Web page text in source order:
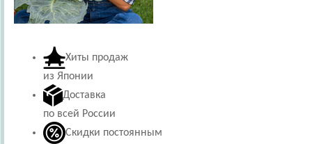
Хиты продаж
из Японии
Доставка
по всей России
Скидки постоянным